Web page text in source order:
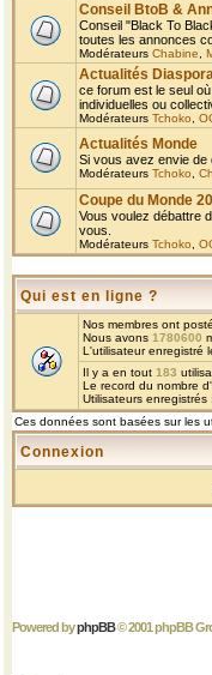
Conseil BtoB &
Conseil "Black To
toutes les annonces
Modérateurs Chabine
Actualités
ce forum est le seul
individuelles ou
Modérateurs Tchoko
Actualités Monde
Si vous avez envie de
Modérateurs Tchoko
Coupe du Monde
Vous voulez débattre
vous.
Modérateurs Tchoko
Qui est en ligne ?
Nos membres ont
Nous avons 1780600
L'utilisateur enregistré
Il y a en tout 183
Le record du nombre
Utilisateurs enregistrés
Ces données sont basées sur les
Connexion
Powered byphpBB© 2001 phpBB